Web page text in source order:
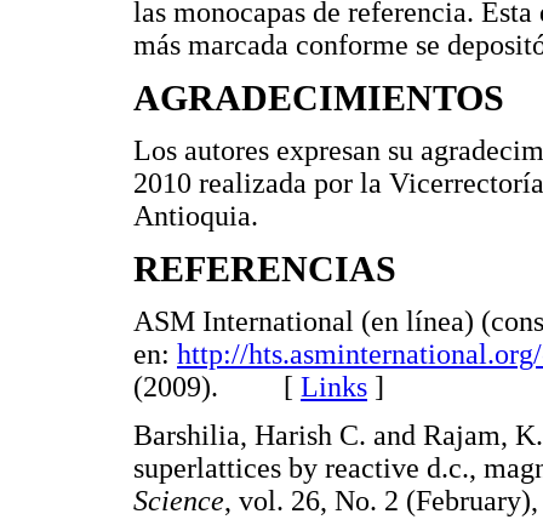
las monocapas de referencia.
más marcada conforme se
AGRADECIMIENTOS
Los autores expresan su
2010 realizada por la
Antioquia.
REFERENCIAS
ASM International (en línea)
en: http://
(2009). [ Links ]
Barshilia, Harish C. and Rajam,
superlattices by reactive d.c.,
Science, vol. 26, No. 2